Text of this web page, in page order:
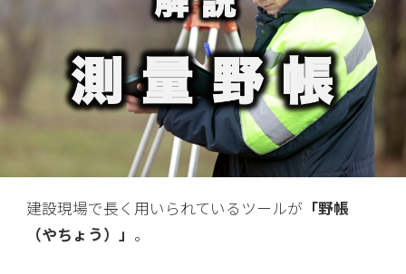
建設現場で長く用いられているツールが 「野帳
（やちょう）」 。